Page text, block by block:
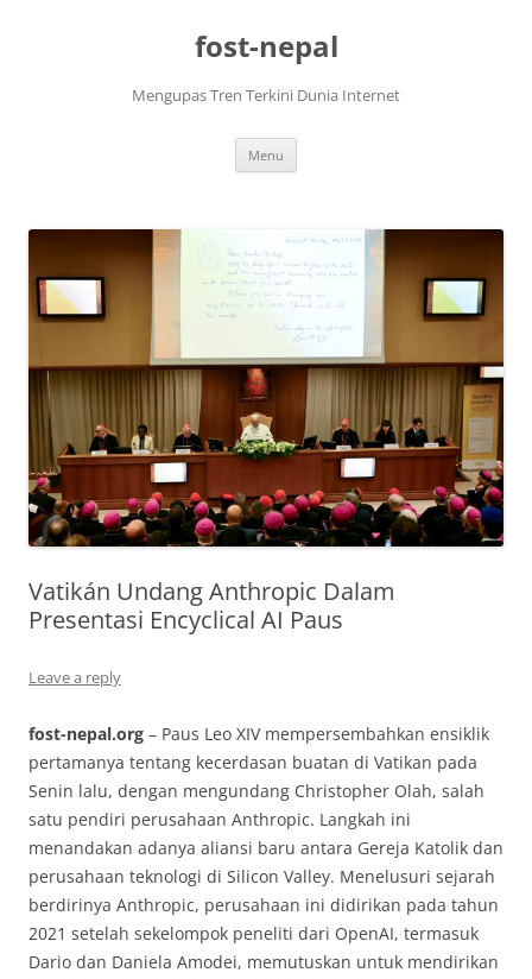
fost-nepal
Mengupas Tren Terkini Dunia Internet
Menu
Vatikán Undang Anthropic Dalam
Presentasi Encyclical AI Paus
Leave a reply
fost-nepal.org – Paus Leo XIV mempersembahkan ensiklik
pertamanya tentang kecerdasan buatan di Vatikan pada
Senin lalu, dengan mengundang Christopher Olah, salah
satu pendiri perusahaan Anthropic. Langkah ini
menandakan adanya aliansi baru antara Gereja Katolik dan
perusahaan teknologi di Silicon Valley. Menelusuri sejarah
berdirinya Anthropic, perusahaan ini didirikan pada tahun
2021 setelah sekelompok peneliti dari OpenAI, termasuk
Dario dan Daniela Amodei, memutuskan untuk mendirikan